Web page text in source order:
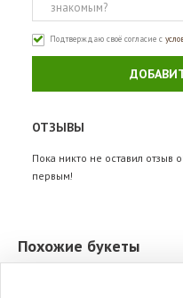
Подтверждаю своё согласие с
ОТЗЫВЫ
Пока никто не оставил отзыв
первым!
Похожие букеты